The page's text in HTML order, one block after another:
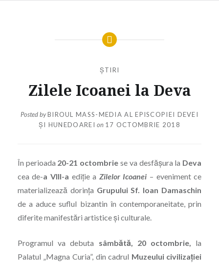
ȘTIRI
Zilele Icoanei la Deva
Posted byBIROUL MASS-MEDIA AL EPISCOPIEI DEVEI
ȘI HUNEDOAREI on 17 OCTOMBRIE 2018
În perioada 20-21 octombrie se va desfășura la Deva
cea de-a VIII-a ediție a Zilelor Icoanei – eveniment ce
materializează dorinţa Grupului Sf. Ioan Damaschin
de a aduce suflul bizantin în contemporaneitate, prin
diferite manifestări artistice şi culturale.
Programul va debuta sâmbătă, 20 octombrie, la
Palatul „Magna Curia”, din cadrul Muzeului civilizației